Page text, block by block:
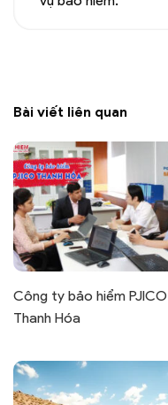
Bài viết liên quan
Công ty bảo hiểm PJICO
Thanh Hóa